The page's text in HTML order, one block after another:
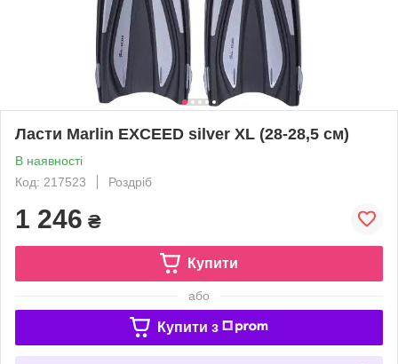
Ласти Marlin EXCEED silver XL (28-28,5 см)
В наявності
Код: 217523
Роздріб
1 246 ₴
Купити
або
Купити з